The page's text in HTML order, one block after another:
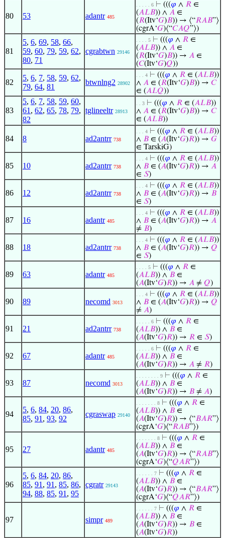
80 53 adantr 485
. . . . . 6 ⊢ (((𝜑 ∧ 𝑅 ∈
(𝐴𝐿𝐵)) ∧ 𝐴 ∈
(𝑅(Itv‘𝐺)𝐵)) → ⟨“𝑅𝐴𝐵”⟩
(cgrA‘𝐺)⟨“𝐶𝐴𝑄”⟩)
81
5, 6, 69, 58, 66,
59, 60, 79, 59, 62,
80, 71
cgrabtwn 29146
. . . . 5 ⊢ (((𝜑 ∧ 𝑅 ∈
(𝐴𝐿𝐵)) ∧ 𝐴 ∈
(𝑅(Itv‘𝐺)𝐵)) → 𝐴 ∈
(𝐶(Itv‘𝐺)𝑄))
82
5, 6, 7, 58, 59, 62,
79, 64, 81
btwnlng2 28902
. . . 4 ⊢ (((𝜑 ∧ 𝑅 ∈ (𝐴𝐿𝐵))
∧ 𝐴 ∈ (𝑅(Itv‘𝐺)𝐵)) → 𝐶
∈ (𝐴𝐿𝑄))
83
5, 6, 7, 58, 59, 60,
61 , 62, 65, 78, 79,
82
tglineeltr 28913
. . 3 ⊢ (((𝜑 ∧ 𝑅 ∈ (𝐴𝐿𝐵))
∧ 𝐴 ∈ (𝑅(Itv‘𝐺)𝐵)) → 𝐶
∈ (𝐴𝐿𝐵))
84 8 ad2antrr 738
. . . 4 ⊢ (((𝜑 ∧ 𝑅 ∈ (𝐴𝐿𝐵))
∧ 𝐵 ∈ (𝐴(Itv‘𝐺)𝑅)) → 𝐺
∈ TarskiG)
85 10 ad2antrr 738
. . . 4 ⊢ (((𝜑 ∧ 𝑅 ∈ (𝐴𝐿𝐵))
∧ 𝐵 ∈ (𝐴(Itv‘𝐺)𝑅)) → 𝐴
∈ 𝑆)
86 12 ad2antrr 738
. . . 4 ⊢ (((𝜑 ∧ 𝑅 ∈ (𝐴𝐿𝐵))
∧ 𝐵 ∈ (𝐴(Itv‘𝐺)𝑅)) → 𝐵
∈ 𝑆)
87 16 adantr 485
. . . 4 ⊢ (((𝜑 ∧ 𝑅 ∈ (𝐴𝐿𝐵))
∧ 𝐵 ∈ (𝐴(Itv‘𝐺)𝑅)) → 𝐴
≠ 𝐵)
88 18 ad2antrr 738
. . . 4 ⊢ (((𝜑 ∧ 𝑅 ∈ (𝐴𝐿𝐵))
∧ 𝐵 ∈ (𝐴(Itv‘𝐺)𝑅)) → 𝑄
∈ 𝑆)
89 63 adantr 485
. . . . 5 ⊢ (((𝜑 ∧ 𝑅 ∈
(𝐴𝐿𝐵)) ∧ 𝐵 ∈
(𝐴(Itv‘𝐺)𝑅)) → 𝐴 ≠ 𝑄)
90 89 necomd 3013
. . . 4 ⊢ (((𝜑 ∧ 𝑅 ∈ (𝐴𝐿𝐵))
∧ 𝐵 ∈ (𝐴(Itv‘𝐺)𝑅)) → 𝑄
≠ 𝐴)
91 21 ad2antrr 738
. . . . . 6 ⊢ (((𝜑 ∧ 𝑅 ∈
(𝐴𝐿𝐵)) ∧ 𝐵 ∈
(𝐴(Itv‘𝐺)𝑅)) → 𝑅 ∈ 𝑆)
92 67 adantr 485
. . . . . 6 ⊢ (((𝜑 ∧ 𝑅 ∈
(𝐴𝐿𝐵)) ∧ 𝐵 ∈
(𝐴(Itv‘𝐺)𝑅)) → 𝐴 ≠ 𝑅)
93 87 necomd 3013
. . . . . . . . 9 ⊢ (((𝜑 ∧ 𝑅 ∈
(𝐴𝐿𝐵)) ∧ 𝐵 ∈
(𝐴(Itv‘𝐺)𝑅)) → 𝐵 ≠ 𝐴)
94
5, 6, 84, 20, 86,
85, 91 , 93, 92
cgraswap 29140
. . . . . . . 8 ⊢ (((𝜑 ∧ 𝑅 ∈
(𝐴𝐿𝐵)) ∧ 𝐵 ∈
(𝐴(Itv‘𝐺)𝑅)) → ⟨“𝐵𝐴𝑅”⟩
(cgrA‘𝐺)⟨“𝑅𝐴𝐵”⟩)
95 27 adantr 485
. . . . . . . 8 ⊢ (((𝜑 ∧ 𝑅 ∈
(𝐴𝐿𝐵)) ∧ 𝐵 ∈
(𝐴(Itv‘𝐺)𝑅)) → ⟨“𝑅𝐴𝐵”⟩
(cgrA‘𝐺)⟨“𝑄𝐴𝑅”⟩)
96
5, 6, 84, 20, 86,
85, 91 , 91 , 85, 86,
94, 88, 85, 91 , 95
cgratr 29143
. . . . . . 7 ⊢ (((𝜑 ∧ 𝑅 ∈
(𝐴𝐿𝐵)) ∧ 𝐵 ∈
(𝐴(Itv‘𝐺)𝑅)) → ⟨“𝐵𝐴𝑅”⟩
(cgrA‘𝐺)⟨“𝑄𝐴𝑅”⟩)
97 simpr 489
. . . . . . 7 ⊢ (((𝜑 ∧ 𝑅 ∈
(𝐴𝐿𝐵)) ∧ 𝐵 ∈
(𝐴(Itv‘𝐺)𝑅)) → 𝐵 ∈
(𝐴(Itv‘𝐺)𝑅))